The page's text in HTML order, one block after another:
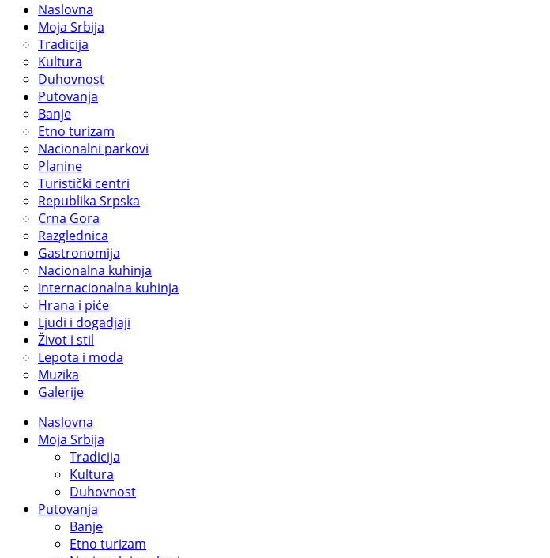
Naslovna
Moja Srbija
Tradicija
Kultura
Duhovnost
Putovanja
Banje
Etno turizam
Nacionalni parkovi
Planine
Turistički centri
Republika Srpska
Crna Gora
Razglednica
Gastronomija
Nacionalna kuhinja
Internacionalna kuhinja
Hrana i piće
Ljudi i dogadjaji
Život i stil
Lepota i moda
Muzika
Galerije
Naslovna
Moja Srbija
Tradicija
Kultura
Duhovnost
Putovanja
Banje
Etno turizam